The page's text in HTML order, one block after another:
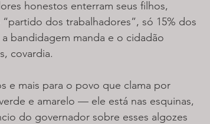
honestos enterram seus filhos,
dos trabalhadores”, só 15% dos
bandidagem manda e o cidadão
covardia.
e mais para o povo que clama por
e amarelo — ele está nas esquinas,
do governador sobre esses algozes